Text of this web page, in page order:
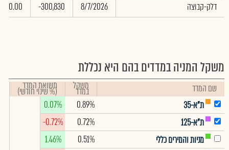
דלק-קבוצה 8/7/2026
-300,830
0.00
משקל המניה במדדים בהם היא נכללת
שם המדד משקל
במדד תשואת המדד
(% שינוי חודשי)
ת"א-35
0.89%
0.07%
ת"א-125
0.72%
-0.72%
מניות והמירים כללי
0.51%
1.46%